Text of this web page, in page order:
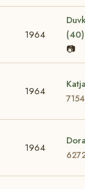
1964
📷
1964
7154
1964